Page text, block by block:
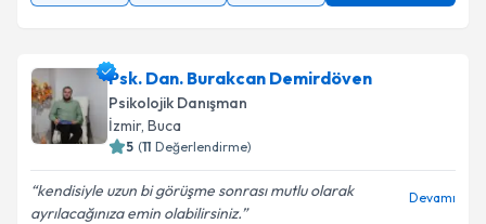
Psk. Dan. Burakcan Demirdöven
Psikolojik Danışman
İzmir, Buca
5 (11 Değerlendirme)
kendisiyle uzun bi görüşme sonrası mutlu olarak
ayrılacağınıza emin olabilirsiniz.
Devamı